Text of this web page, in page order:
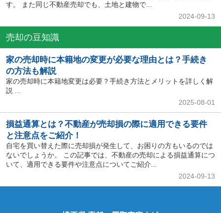
す。 また同じ不動産売却でも、土地と建物で...
2024-09-13
売却の豆知識
家の売却時に本籍地の変更が必要な理由とは？手続き
の方法も解説
家の売却時に本籍地変更は必要？手続き方法とメリットを詳しく解
説 ...
2025-08-01
損益通算とは？不動産が売却損の際に適用できる要件
と注意点をご紹介！
自宅を買い替えた際に売却損が発生して、お困りの方もいるのでは
ないでしょうか。 この記事では、不動産の売却による損益通算につ
いて、適用できる要件や注意点についてご紹介...
2024-09-13